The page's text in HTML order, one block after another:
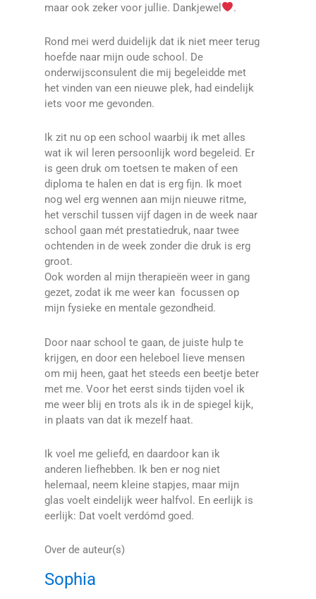
maar ook zeker voor jullie. Dankjewel
.
Rond mei werd duidelijk dat ik niet meer terug
hoefde naar mijn oude school. De
onderwijsconsulent die mij begeleidde met
het vinden van een nieuwe plek, had eindelijk
iets voor me gevonden.
Ik zit nu op een school waarbij ik met alles
wat ik wil leren persoonlijk word begeleid. Er
is geen druk om toetsen te maken of een
diploma te halen en dat is erg fijn. Ik moet
nog wel erg wennen aan mijn nieuwe ritme,
het verschil tussen vijf dagen in de week naar
school gaan mét prestatiedruk, naar twee
ochtenden in de week zonder die druk is erg
groot.
Ook worden al mijn therapieën weer in gang
gezet, zodat ik me weer kan focussen op
mijn fysieke en mentale gezondheid.
Door naar school te gaan, de juiste hulp te
krijgen, en door een heleboel lieve mensen
om mij heen, gaat het steeds een beetje beter
met me. Voor het eerst sinds tijden voel ik
me weer blij en trots als ik in de spiegel kijk,
in plaats van dat ik mezelf haat.
Ik voel me geliefd, en daardoor kan ik
anderen liefhebben. Ik ben er nog niet
helemaal, neem kleine stapjes, maar mijn
glas voelt eindelijk weer halfvol. En eerlijk is
eerlijk: Dat voelt verdómd goed.
Over de auteur(s)
Sophia